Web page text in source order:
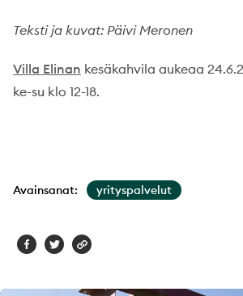
Teksti ja kuvat: Päivi Meronen
Villa Elinan kesäkahvila aukeaa
ke-su klo 12-18.
Avainsanat: yrityspalvelut